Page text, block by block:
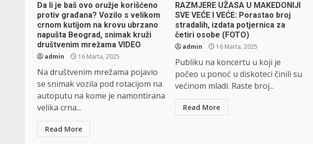
Da li je baš ovo oružje korišćeno
protiv građana? Vozilo s velikom
crnom kutijom na krovu ubrzano
napušta Beograd, snimak kruži
društvenim mrežama VIDEO
admin 16 Marta, 2025
Na društvenim mrežama pojavio
se snimak vozila pod rotacijom na
autoputu na kome je namontirana
velika crna...
Read More
RAZMJERE UŽASA U MAKEDONIJI
SVE VEĆE I VEĆE: Porastao broj
stradalih, izdata potjernica za
četiri osobe (FOTO)
admin 16 Marta, 2025
Publiku na koncertu u koji je
počeo u ponoć u diskoteci činili su
većinom mladi. Raste broj...
Read More